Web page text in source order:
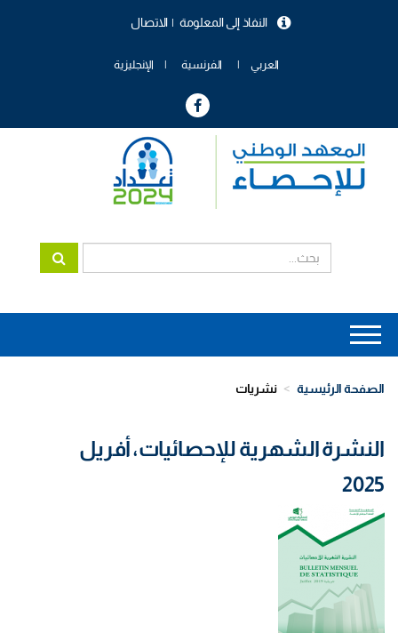
الاتصال النفاذ إلى المعلومة
العربي الفرنسية الإنجليزية
Main
navigation
الصفحة الرئيسية نشريات
النشرة الشهرية للإحصائيات، أفريل
2025